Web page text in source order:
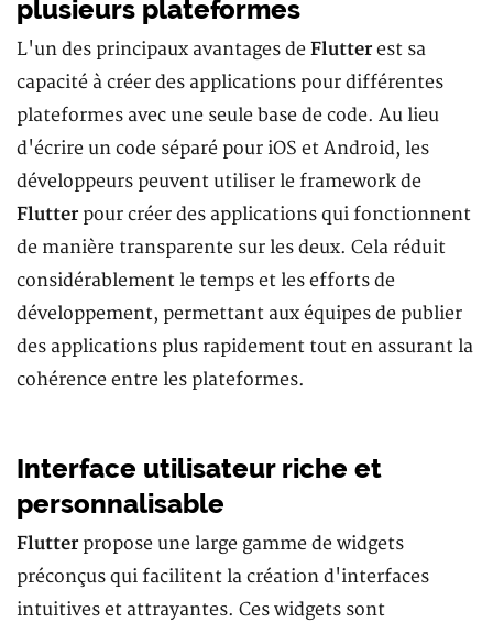
plusieurs plateformes
L'un des principaux avantages de Flutter est sa
capacité à créer des applications pour différentes
plateformes avec une seule base de code. Au lieu
d'écrire un code séparé pour iOS et Android, les
développeurs peuvent utiliser le framework de
Flutter pour créer des applications qui fonctionnent
de manière transparente sur les deux. Cela réduit
considérablement le temps et les efforts de
développement, permettant aux équipes de publier
des applications plus rapidement tout en assurant la
cohérence entre les plateformes.
Interface utilisateur riche et
personnalisable
Flutter propose une large gamme de widgets
préconçus qui facilitent la création d'interfaces
intuitives et attrayantes. Ces widgets sont